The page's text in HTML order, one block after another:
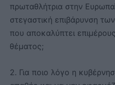
πρωταθλήτρια στην
στεγαστική επιβάρυνση
που αποκαλύπτει
θέματος;
2. Για ποιο λόγο η